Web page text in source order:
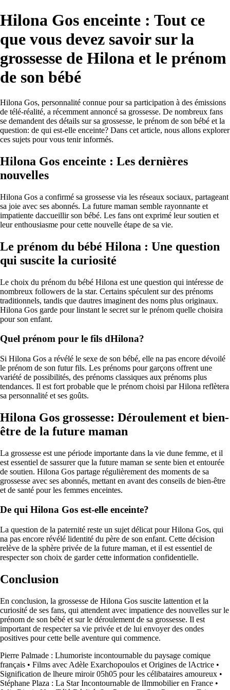
Hilona Gos enceinte : Tout ce
que vous devez savoir sur la
grossesse de Hilona et le prénom
de son bébé
Hilona Gos, personnalité connue pour sa participation à des émissions
de télé-réalité, a récemment annoncé sa grossesse. De nombreux fans
se demandent des détails sur sa grossesse, le prénom de son bébé et la
question: de qui est-elle enceinte? Dans cet article, nous allons explorer
ces sujets pour vous tenir informés.
Hilona Gos enceinte : Les dernières
nouvelles
Hilona Gos a confirmé sa grossesse via les réseaux sociaux, partageant
sa joie avec ses abonnés. La future maman semble rayonnante et
impatiente daccueillir son bébé. Les fans ont exprimé leur soutien et
leur enthousiasme pour cette nouvelle étape de sa vie.
Le prénom du bébé Hilona : Une question
qui suscite la curiosité
Le choix du prénom du bébé Hilona est une question qui intéresse de
nombreux followers de la star. Certains spéculent sur des prénoms
traditionnels, tandis que dautres imaginent des noms plus originaux.
Hilona Gos garde pour linstant le secret sur le prénom quelle choisira
pour son enfant.
Quel prénom pour le fils dHilona?
Si Hilona Gos a révélé le sexe de son bébé, elle na pas encore dévoilé
le prénom de son futur fils. Les prénoms pour garçons offrent une
variété de possibilités, des prénoms classiques aux prénoms plus
tendances. Il est fort probable que le prénom choisi par Hilona reflètera
sa personnalité et ses goûts.
Hilona Gos grossesse: Déroulement et bien-
être de la future maman
La grossesse est une période importante dans la vie dune femme, et il
est essentiel de sassurer que la future maman se sente bien et entourée
de soutien. Hilona Gos partage régulièrement des moments de sa
grossesse avec ses abonnés, mettant en avant des conseils de bien-être
et de santé pour les femmes enceintes.
De qui Hilona Gos est-elle enceinte?
La question de la paternité reste un sujet délicat pour Hilona Gos, qui
na pas encore révélé lidentité du père de son enfant. Cette décision
relève de la sphère privée de la future maman, et il est essentiel de
respecter son choix de garder cette information confidentielle.
Conclusion
En conclusion, la grossesse de Hilona Gos suscite lattention et la
curiosité de ses fans, qui attendent avec impatience des nouvelles sur le
prénom de son bébé et sur le déroulement de sa grossesse. Il est
important de respecter sa vie privée et de lui envoyer des ondes
positives pour cette belle aventure qui commence.
Pierre Palmade : Lhumoriste incontournable du paysage comique
français • Films avec Adèle Exarchopoulos et Origines de lActrice •
Signification de lheure miroir 05h05 pour les célibataires amoureux •
Stéphane Plaza : La Star Incontournable de lImmobilier en France •